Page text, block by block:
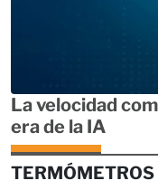
La velocidad
era de la IA
TERMÓMETROS